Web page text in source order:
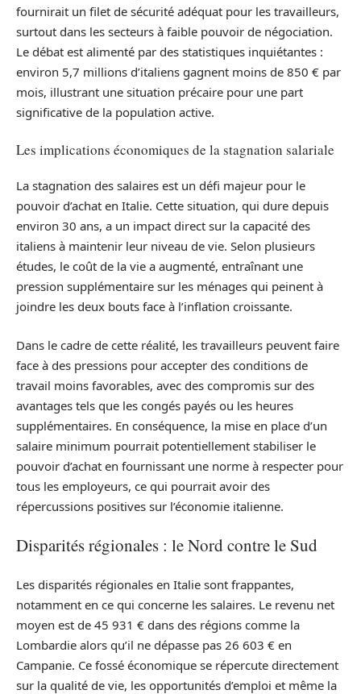
fournirait un filet de sécurité adéquat pour les travailleurs,
surtout dans les secteurs à faible pouvoir de négociation.
Le débat est alimenté par des statistiques inquiétantes :
environ 5,7 millions d’italiens gagnent moins de 850 € par
mois, illustrant une situation précaire pour une part
significative de la population active.
Les implications économiques de la stagnation salariale
La stagnation des salaires est un défi majeur pour le
pouvoir d’achat en Italie. Cette situation, qui dure depuis
environ 30 ans, a un impact direct sur la capacité des
italiens à maintenir leur niveau de vie. Selon plusieurs
études, le coût de la vie a augmenté, entraînant une
pression supplémentaire sur les ménages qui peinent à
joindre les deux bouts face à l’inflation croissante.
Dans le cadre de cette réalité, les travailleurs peuvent faire
face à des pressions pour accepter des conditions de
travail moins favorables, avec des compromis sur des
avantages tels que les congés payés ou les heures
supplémentaires. En conséquence, la mise en place d’un
salaire minimum pourrait potentiellement stabiliser le
pouvoir d’achat en fournissant une norme à respecter pour
tous les employeurs, ce qui pourrait avoir des
répercussions positives sur l’économie italienne.
Disparités régionales : le Nord contre le Sud
Les disparités régionales en Italie sont frappantes,
notamment en ce qui concerne les salaires. Le revenu net
moyen est de 45 931 € dans des régions comme la
Lombardie alors qu’il ne dépasse pas 26 603 € en
Campanie. Ce fossé économique se répercute directement
sur la qualité de vie, les opportunités d’emploi et même la